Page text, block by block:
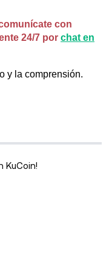
con
24/7 por chat en
y la comprensión.
KuCoin!